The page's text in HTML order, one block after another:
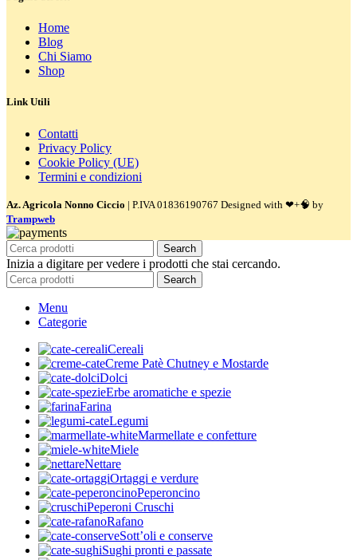
Home
Blog
Chi Siamo
Shop
Link Utili
Contatti
Privacy Policy
Cookie Policy (UE)
Termini e condizioni
Az. Agricola Nonno Ciccio | P.IVA 01836190767 Designed with ❤+🧠 by
Trampweb
Search
Inizia a digitare per vedere i prodotti che stai cercando.
Search
Menu
Categorie
Cereali
Creme Patè Chutney e Mostarde
Dolci
Erbe aromatiche e spezie
Farina
Legumi
Marmellate e confetture
Miele
Nettare
Ortaggi e verdure
Peperoncino
Peperoni Cruschi
Rafano
Sott’oli e conserve
Sughi pronti e passate